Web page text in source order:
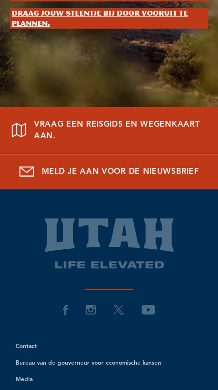
Draag jouw steentje bij door vooruit te
plannen.
VRAAG EEN REISGIDS EN WEGENKAART
AAN.
MELD JE AAN VOOR DE NIEUWSBRIEF
Contact
Bureau van de gouverneur voor economische kansen
Media